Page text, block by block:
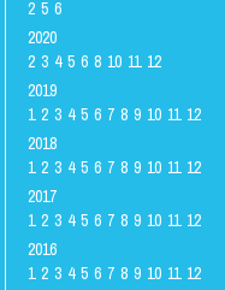
2 5 6
2020
2 3 4 5 6 8 10 11 12
2019
1 2 3 4 5 6 7 8 9 10 11 12
2018
1 2 3 4 5 6 7 8 9 10 11 12
2017
1 2 3 4 5 6 7 8 9 10 11 12
2016
1 2 3 4 5 6 7 8 9 10 11 12